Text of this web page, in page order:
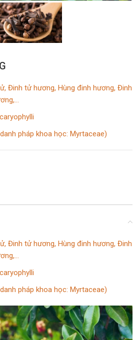
Đinh tử hương, Hùng đinh hương, Đinh
pháp khoa học: Myrtaceae)
Đinh tử hương, Hùng đinh hương, Đinh
pháp khoa học: Myrtaceae)